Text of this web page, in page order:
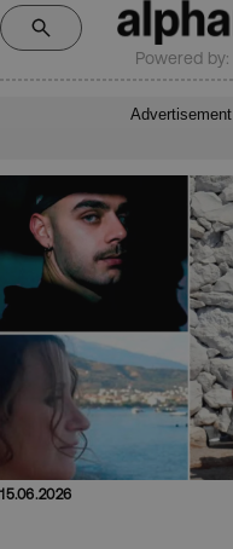
Powered by:
Advertisement
15.06.2026